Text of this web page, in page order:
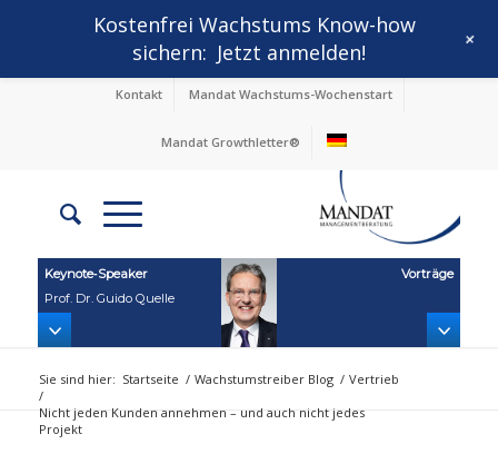
Kontakt Mandat Wachstums-Wochenstart
Mandat Growthletter®
Keynote‑Speaker
Prof. Dr. Guido Quelle
Vorträge
Sie sind hier: Startseite / Wachstumstreiber Blog / Vertrieb
/
Nicht jeden Kunden annehmen – und auch nicht jedes
Projekt
Kostenfrei Wachstums Know-how
sichern: Jetzt anmelden! +